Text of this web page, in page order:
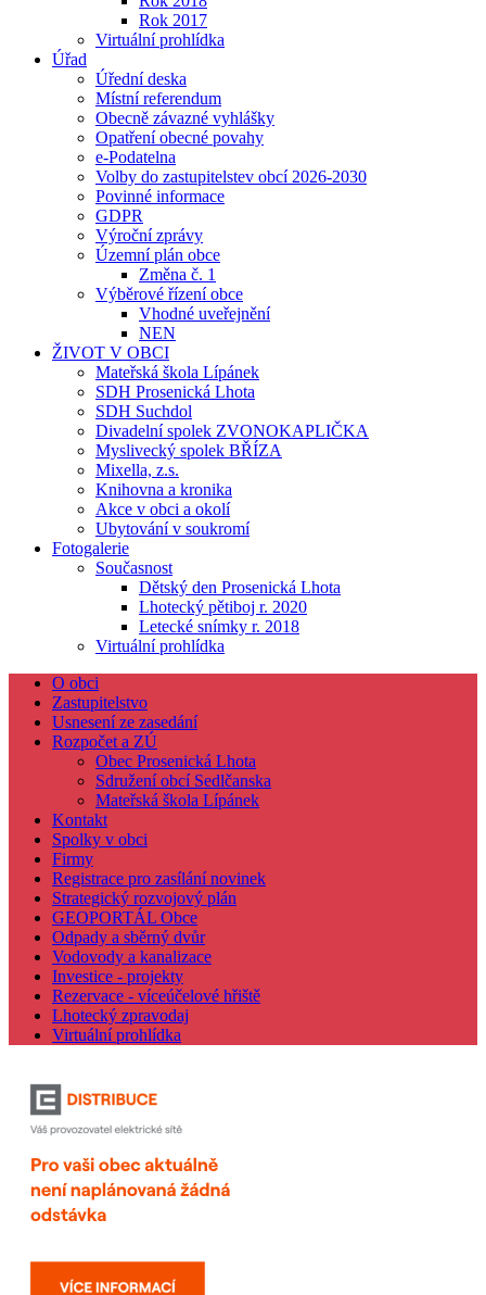
Rok 2017
Virtuální prohlídka
Úřad
Úřední deska
Místní referendum
Obecně závazné vyhlášky
Opatření obecné povahy
e-Podatelna
Volby do zastupitelstev obcí 2026-2030
Povinné informace
GDPR
Výroční zprávy
Územní plán obce
Změna č. 1
Výběrové řízení obce
Vhodné uveřejnění
NEN
ŽIVOT V OBCI
Mateřská škola Lípánek
SDH Prosenická Lhota
SDH Suchdol
Divadelní spolek ZVONOKAPLIČKA
Myslivecký spolek BŘÍZA
Mixella, z.s.
Knihovna a kronika
Akce v obci a okolí
Ubytování v soukromí
Fotogalerie
Současnost
Dětský den Prosenická Lhota
Lhotecký pětiboj r. 2020
Letecké snímky r. 2018
Virtuální prohlídka
O obci
Zastupitelstvo
Usnesení ze zasedání
Rozpočet a ZÚ
Obec Prosenická Lhota
Sdružení obcí Sedlčanska
Mateřská škola Lípánek
Kontakt
Spolky v obci
Firmy
Registrace pro zasílání novinek
Strategický rozvojový plán
GEOPORTÁL Obce
Odpady a sběrný dvůr
Vodovody a kanalizace
Investice - projekty
Rezervace - víceúčelové hřiště
Lhotecký zpravodaj
Virtuální prohlídka